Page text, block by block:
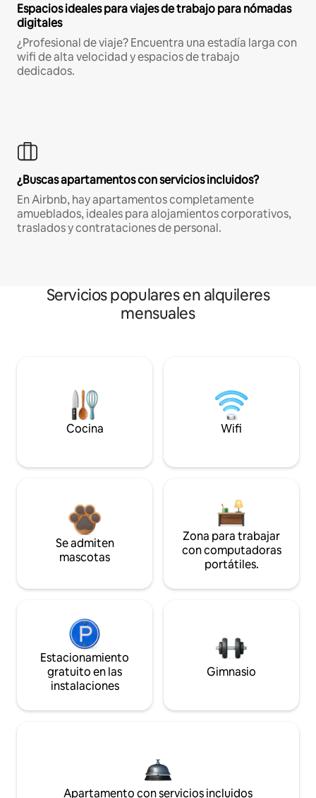
Espacios ideales para viajes de trabajo para nómadas
digitales
¿Profesional de viaje? Encuentra una estadía larga con
wifi de alta velocidad y espacios de trabajo
dedicados.
¿Buscas apartamentos con servicios incluidos?
En Airbnb, hay apartamentos completamente
amueblados, ideales para alojamientos corporativos,
traslados y contrataciones de personal.
Servicios populares en alquileres
mensuales
Cocina Wifi
Se admiten
mascotas
Zona para trabajar
con computadoras
portátiles.
Estacionamiento
gratuito en las
instalaciones
Gimnasio
Apartamento con servicios incluidos